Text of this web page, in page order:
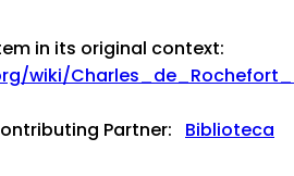
in its original context:
wiki/
Partner: Biblioteca